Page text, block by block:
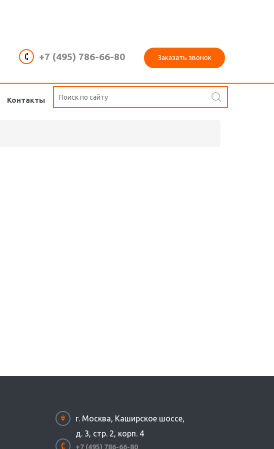
+7 (495) 786-66-80 Заказать звонок
Контакты
г. Москва, Каширское шоссе,
д. 3, стр. 2, корп. 4
+7 (495) 786-66-80